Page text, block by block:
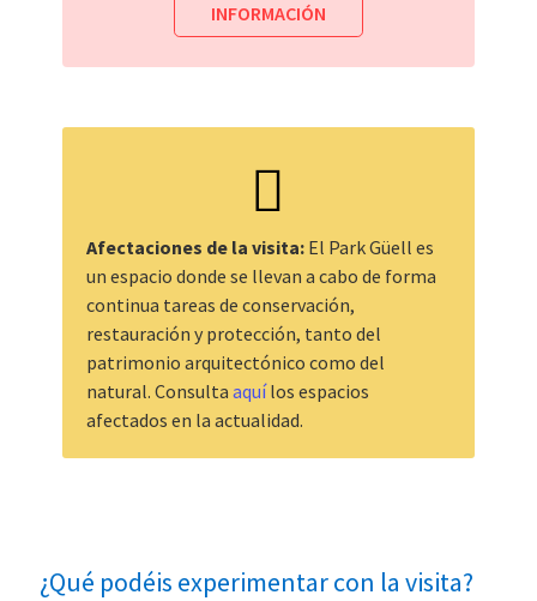
INFORMACIÓN
Afectaciones de la visita: El Park Güell es
un espacio donde se llevan a cabo de forma
continua tareas de conservación,
restauración y protección, tanto del
patrimonio arquitectónico como del
natural. Consulta aquílos espacios
afectados en la actualidad.
¿Qué podéis experimentar con la visita?